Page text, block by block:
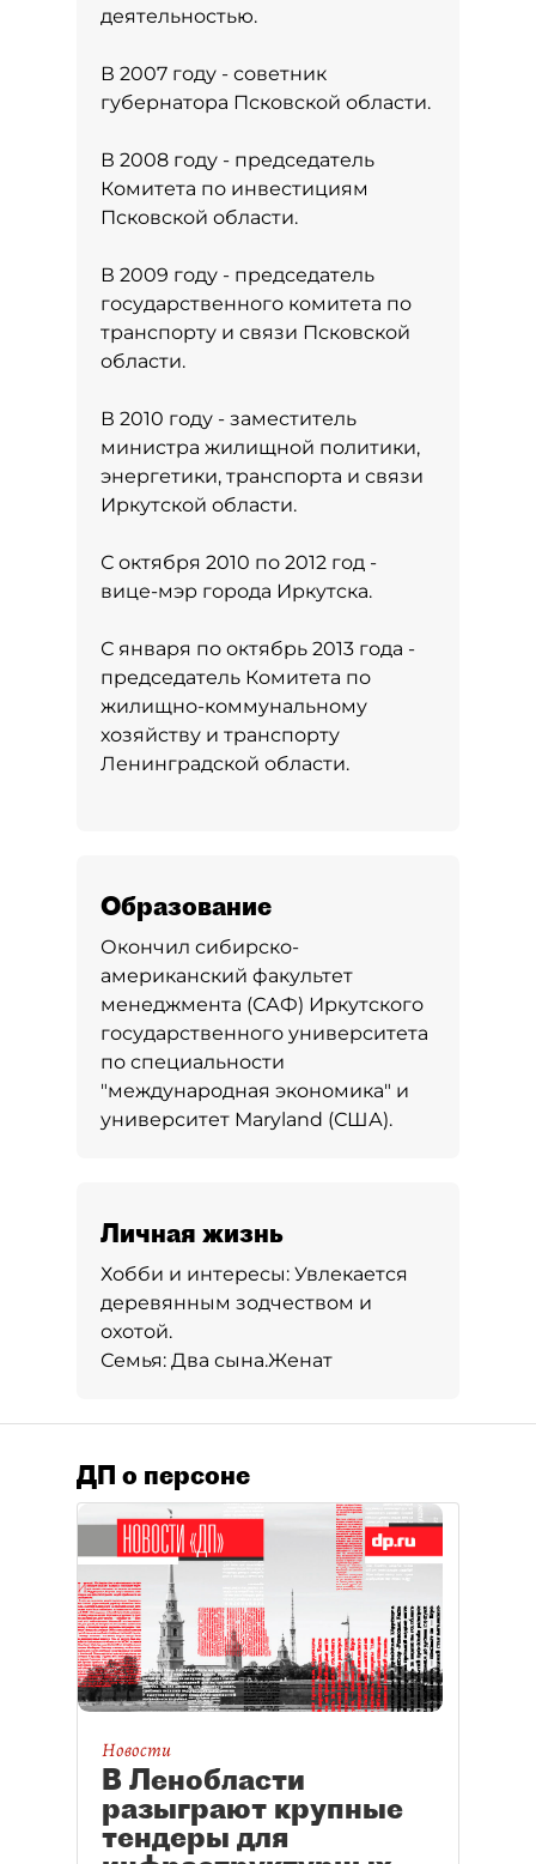
деятельностью.
В 2007 году - советник
губернатора Псковской области.
В 2008 году - председатель
Комитета по инвестициям
Псковской области.
В 2009 году - председатель
государственного комитета по
транспорту и связи Псковской
области.
В 2010 году - заместитель
министра жилищной политики,
энергетики, транспорта и связи
Иркутской области.
С октября 2010 по 2012 год -
вице-мэр города Иркутска.
С января по октябрь 2013 года -
председатель Комитета по
жилищно-коммунальному
хозяйству и транспорту
Ленинградской области.
Образование
Окончил сибирско-
американский факультет
менеджмента (САФ) Иркутского
государственного университета
по специальности
"международная экономика" и
университет Maryland (США).
Личная жизнь
Хобби и интересы: Увлекается
деревянным зодчеством и
охотой.
Семья: Два сына.Женат
ДП о персоне
Новости
В Ленобласти
разыграют крупные
тендеры для